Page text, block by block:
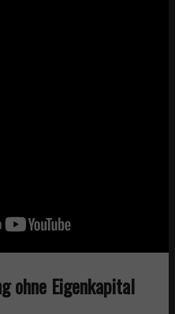
ohne Eigenkapital